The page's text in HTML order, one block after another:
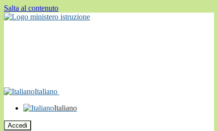
Salta al contenuto
Italiano
Italiano
Accedi